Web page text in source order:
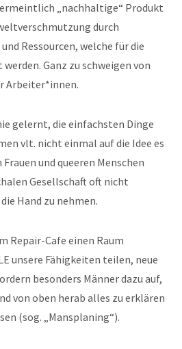
„nachhaltige“ Produkt
durch
Ressourcen, welche für die
Ganz zu schweigen von
Arbeiter*innen.
gelernt, die einfachsten Dinge
vlt. nicht einmal auf die Idee es
und queeren Menschen
Gesellschaft oft nicht
Hand zu nehmen.
Repair-Cafe einen Raum
unsere Fähigkeiten teilen, neue
besonders Männer dazu auf,
von oben herab alles zu erklären
(sog. „Mansplaning“).